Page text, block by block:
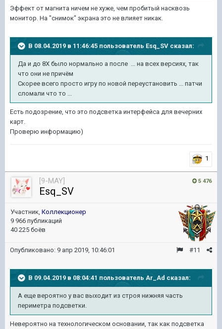
Эффект от магнита ничем не хуже, чем пробитый насквозь
монитор. На "снимок" экрана это не влияет никак.
В 08.04.2019 в 11:46:45 пользователь Esq_SV сказал:
Да и до 8Х было нормально а после ... на всех версиях, так
что они не причём
Скорее всего просто игру по новой переустановить ... патчи
сломали что то ...
Есть подозрение, что это подсветка интерфейса для вечерних
карт.
Проверю информацию)
1
5 476
[9-MAY]
Esq_SV
Участник, Коллекционер
9 966 публикаций
40 225 боёв
#11
Опубликовано: 9 апр 2019, 10:46:01
В 09.04.2019 в 08:04:41 пользователь Ar_Ad сказал:
А еще вероятно у вас выходит из строя нижняя часть
периметра подсветки.
Невероятно на технологическом основании, так как подсветка